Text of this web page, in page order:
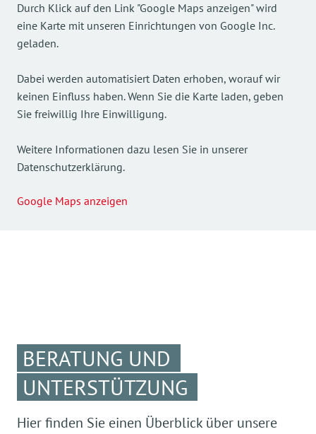
Durch Klick auf den Link "Google Maps anzeigen" wird
eine Karte mit unseren Einrichtungen von Google Inc.
geladen.
Dabei werden automatisiert Daten erhoben, worauf wir
keinen Einfluss haben. Wenn Sie die Karte laden, geben
Sie freiwillig Ihre Einwilligung.
Weitere Informationen dazu lesen Sie in unserer
Datenschutzerklärung.
Google Maps anzeigen
BERATUNG UND
UNTERSTÜTZUNG
Hier finden Sie einen Überblick über unsere